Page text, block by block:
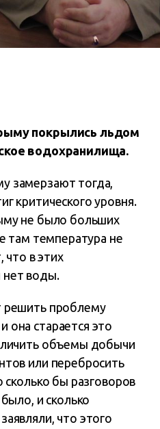
покрылись льдом
водохранилища.
замерзают тогда,
критического уровня.
не было больших
там температура не
что в этих
нет воды.
решить проблему
она старается это
объемы добычи
или перебросить
бы разговоров
и сколько
что этого